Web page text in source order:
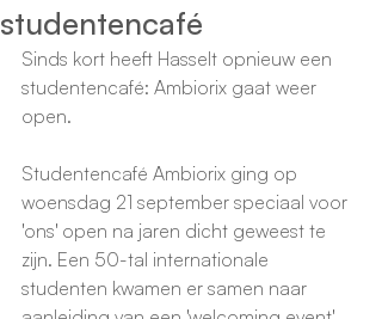
studentencafé
Sinds kort heeft Hasselt opnieuw een
studentencafé: Ambiorix gaat weer
open.
Studentencafé Ambiorix ging op
woensdag 21 september speciaal voor
'ons' open na jaren dicht geweest te
zijn. Een 50-tal internationale
studenten kwamen er samen naar